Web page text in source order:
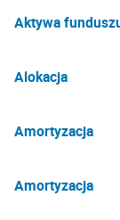
Aktywa
Alokacja
Amortyzacja
Amortyzacja